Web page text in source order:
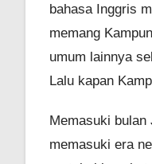
bahasa Inggris
memang
umum lainnya
Lalu kapan
Memasuki
memasuki era